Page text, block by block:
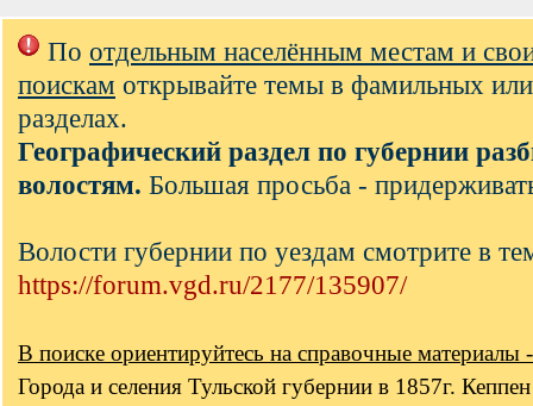
По отдельным населённым местам и
поискам открывайте темы в фамильных
разделах.
Географический раздел по губернии
волостям. Большая просьба -
Волости губернии по уездам смотрите в
https://forum.vgd.ru/2177/135907/
В поиске ориентируйтесь на справочные материалы -
Города и селения Тульской губернии в 1857г.